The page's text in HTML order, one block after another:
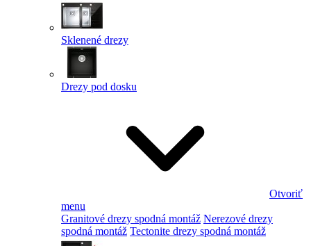
Sklenené drezy
Drezy pod dosku
Otvoriť
menu
Granitové drezy spodná montáž Nerezové drezy
spodná montáž Tectonite drezy spodná montáž